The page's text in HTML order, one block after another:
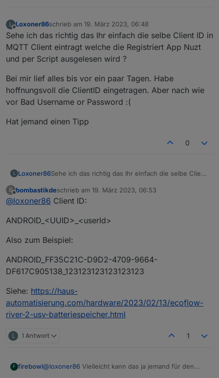
L
Offline
Loxoner86schrieb am 19. März 2023, 06:48
zuletzt editiert von
Sehe ich das richtig das Ihr einfach die selbe Client ID in
MQTT Client eintragt welche die Registriert App Nuzt
und per Script ausgelesen wird ?
Bei mir lief alles bis vor ein paar Tagen. Habe
hoffnungsvoll die ClientID eingetragen. Aber nach wie
vor Bad Username or Password :(
Hat jemand einen Tipp
0
L Loxoner86Sehe ich das richtig das Ihr einfach die selbe Client
App Nuzt und per Script ausgelesen wird ?
Bei mir lief alles bis vor ein paar Tagen. Habe
hoffnungsvoll die ClientID eingetragen. Aber nach
B
Offline
bombastikdeschrieb am 19. März 2023, 06:53
zuletzt editiert von
@loxoner86 Client ID:
ANDROID_<UUID>_<userId>
Also zum Beispiel:
ANDROID_FF35C21C-D9D2-4709-9664-
DF617C905138_123123123123123123
Siehe: https://haus-
automatisierung.com/hardware/2023/02/13/ecoflow-
river-2-usv-batteriespeicher.html
L 1 Antwort 1
F firebowl@loxoner86 Vielleicht kann das ja jemand für den